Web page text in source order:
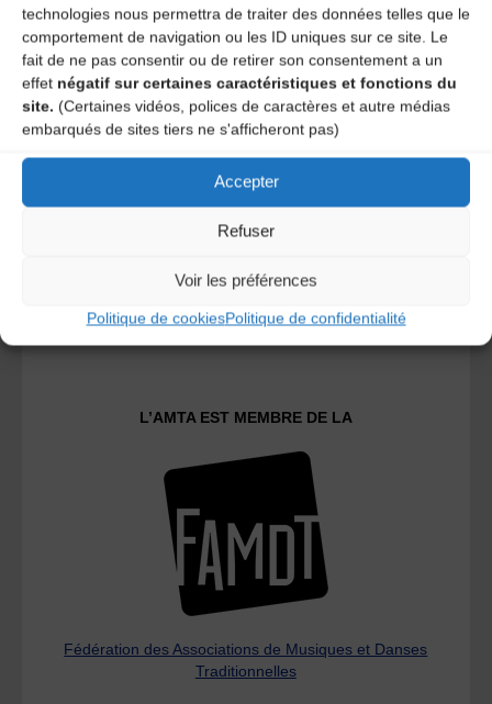
technologies nous permettra de traiter des données telles que le
comportement de navigation ou les ID uniques sur ce site. Le
fait de ne pas consentir ou de retirer son consentement a un
effet négatif sur certaines caractéristiques et fonctions du
site. (Certaines vidéos, polices de caractères et autre médias
embarqués de sites tiers ne s'afficheront pas)
Accepter
Refuser
Voir les préférences
Politique de cookiesPolitique de confidentialité
A DECOUVRIR :
L’AMTA EST MEMBRE DE LA
Fédération des Associations de Musiques et Danses
Traditionnelles